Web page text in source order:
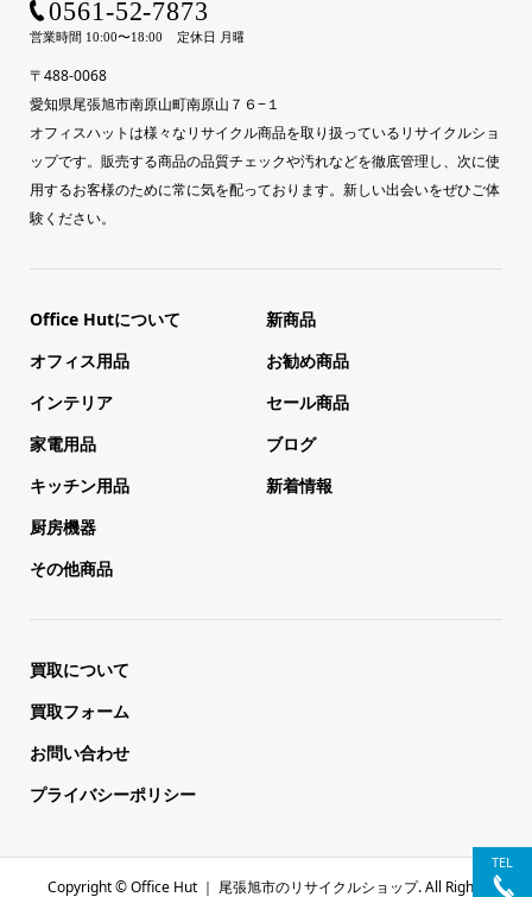
〒488-0068
愛知県尾張旭市南原山町南原山７６−１
オフィスハットは様々なリサイクル商品を取り扱っているリサイクルショ
ップです。販売する商品の品質チェックや汚れなどを徹底管理し、次に使
用するお客様のために常に気を配っております。新しい出会いをぜひご体
験ください。
Office Hutについて
オフィス用品
インテリア
家電用品
キッチン用品
厨房機器
その他商品
新商品
お勧め商品
セール商品
ブログ
新着情報
買取について
買取フォーム
お問い合わせ
プライバシーポリシー
Copyright ©Office Hut ｜ 尾張旭市のリサイクルショップ. All Rights
TEL